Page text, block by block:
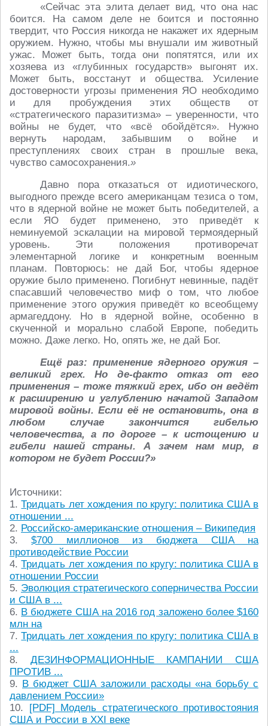
«Сейчас эта элита делает вид, что она нас
боится. На самом деле не боится и постоянно
твердит, что Россия никогда не накажет их ядерным
оружием. Нужно, чтобы мы внушали им животный
ужас. Может быть, тогда они попятятся, или их
хозяева из «глубинных государств» выгонят их.
Может быть, восстанут и общества. Усиление
достоверности угрозы применения ЯО необходимо
и для пробуждения этих обществ от
«стратегического паразитизма» – уверенности, что
войны не будет, что «всё обойдётся». Нужно
вернуть народам, забывшим о войне и
преступлениях своих стран в прошлые века,
чувство самосохранения.»
Давно пора отказаться от идиотического,
выгодного прежде всего американцам тезиса о том,
что в ядерной войне не может быть победителей, а
если ЯО будет применено, это приведёт к
неминуемой эскалации на мировой термоядерный
уровень. Эти положения противоречат
элементарной логике и конкретным военным
планам. Повторюсь: не дай Бог, чтобы ядерное
оружие было применено. Погибнут невинные, падёт
спасавший человечество миф о том, что любое
применение этого оружия приведёт ко всеобщему
армагеддону. Но в ядерной войне, особенно в
скученной и морально слабой Европе, победить
можно. Даже легко. Но, опять же, не дай Бог.
Ещё раз: применение ядерного оружия –
великий грех. Но де-факто отказ от его
применения – тоже тяжкий грех, ибо он ведёт
к расширению и углублению начатой Западом
мировой войны. Если её не остановить, она в
любом случае закончится гибелью
человечества, а по дороге – к истощению и
гибели нашей страны. А зачем нам мир, в
котором не будет России?»
Источники:
1.Тридцать лет хождения по кругу: политика США в
отношении ...
2. Российско-американские отношения – Википедия
3.$700 миллионов из бюджета США на
противодействие России
4.Тридцать лет хождения по кругу: политика США в
отношении России
5. Эволюция стратегического соперничества России
и США в ...
6. В бюджете США на 2016 год заложено более $160
млн на
7.Тридцать лет хождения по кругу: политика США в
...
8. ДЕЗИНФОРМАЦИОННЫЕ КАМПАНИИ США
ПРОТИВ ...
9. В бюджет США заложили расходы «на борьбу с
давлением России»
10. [PDF] Модель стратегического противостояния
США и России в XXI веке